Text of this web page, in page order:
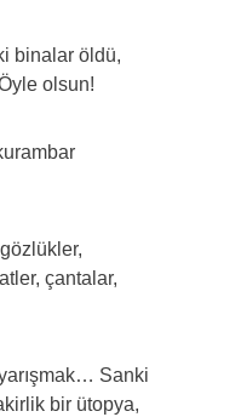
binalar öldü,
olsun!
çantalar,
Sanki
bir ütopya,